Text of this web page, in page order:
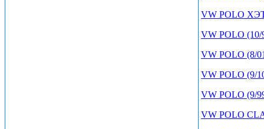
VW POLO
VW POLO (10/
VW POLO (8/
VW POLO (9/
VW POLO (9/
VW POLO